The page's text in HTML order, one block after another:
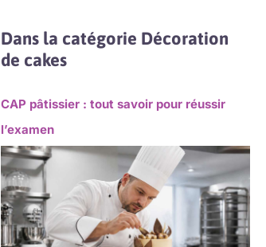
Dans la catégorie Décoration
de cakes
CAP pâtissier : tout savoir pour réussir
l’examen